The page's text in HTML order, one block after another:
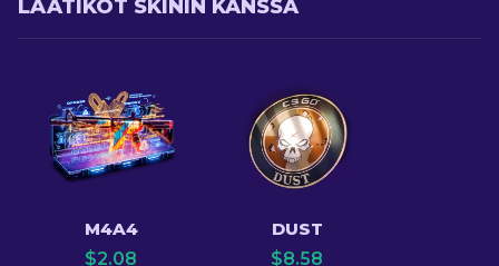
LAATIKOT SKININ KANSSA
M4A4
$2.08
DUST
$8.58